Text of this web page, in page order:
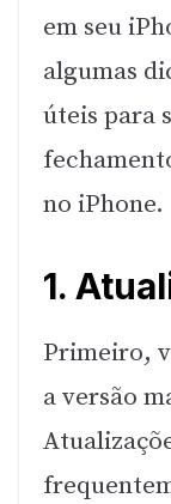
em seu
algumas
úteis para
no iPhone.
1.
Primeiro,
a versão